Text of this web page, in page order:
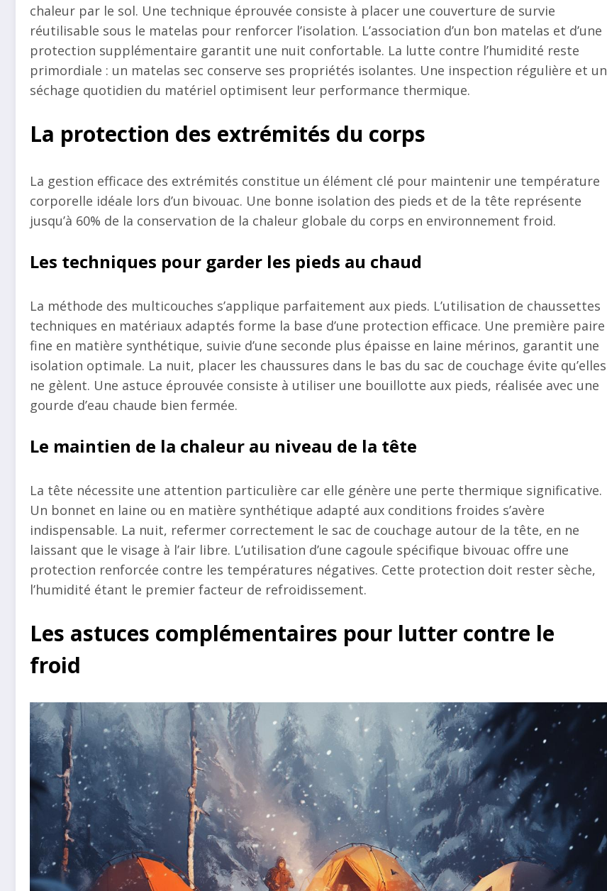
chaleur par le sol. Une technique éprouvée consiste à placer une couverture de survie
réutilisable sous le matelas pour renforcer l’isolation. L’association d’un bon matelas et d’une
protection supplémentaire garantit une nuit confortable. La lutte contre l’humidité reste
primordiale : un matelas sec conserve ses propriétés isolantes. Une inspection régulière et un
séchage quotidien du matériel optimisent leur performance thermique.
La protection des extrémités du corps
La gestion efficace des extrémités constitue un élément clé pour maintenir une température
corporelle idéale lors d’un bivouac. Une bonne isolation des pieds et de la tête représente
jusqu’à 60% de la conservation de la chaleur globale du corps en environnement froid.
Les techniques pour garder les pieds au chaud
La méthode des multicouches s’applique parfaitement aux pieds. L’utilisation de chaussettes
techniques en matériaux adaptés forme la base d’une protection efficace. Une première paire
fine en matière synthétique, suivie d’une seconde plus épaisse en laine mérinos, garantit une
isolation optimale. La nuit, placer les chaussures dans le bas du sac de couchage évite qu’elles
ne gèlent. Une astuce éprouvée consiste à utiliser une bouillotte aux pieds, réalisée avec une
gourde d’eau chaude bien fermée.
Le maintien de la chaleur au niveau de la tête
La tête nécessite une attention particulière car elle génère une perte thermique significative.
Un bonnet en laine ou en matière synthétique adapté aux conditions froides s’avère
indispensable. La nuit, refermer correctement le sac de couchage autour de la tête, en ne
laissant que le visage à l’air libre. L’utilisation d’une cagoule spécifique bivouac offre une
protection renforcée contre les températures négatives. Cette protection doit rester sèche,
l’humidité étant le premier facteur de refroidissement.
Les astuces complémentaires pour lutter contre le
froid